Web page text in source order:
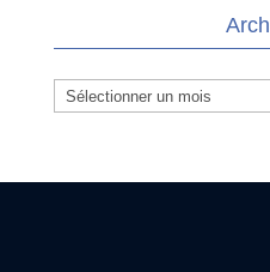
Archives